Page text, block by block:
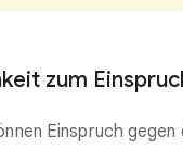
zum
Einspruch